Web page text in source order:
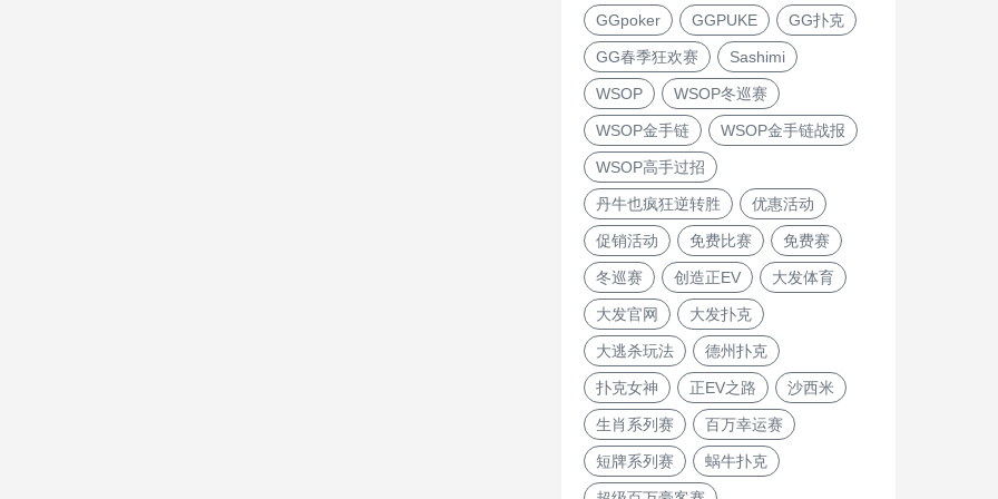
GGpoker GGPUKE GG扑克
GG春季狂欢赛 Sashimi
WSOP WSOP冬巡赛
WSOP金手链 WSOP金手链战报
WSOP高手过招
丹牛也疯狂逆转胜 优惠活动
促销活动 免费比赛 免费赛
冬巡赛 创造正EV 大发体育
大发官网 大发扑克
大逃杀玩法 德州扑克
扑克女神 正EV之路 沙西米
生肖系列赛 百万幸运赛
短牌系列赛 蜗牛扑克